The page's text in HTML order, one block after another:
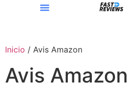
Inicio / Avis Amazon
Avis Amazon